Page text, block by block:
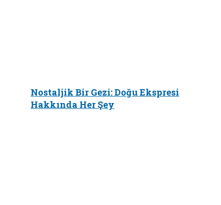
Nostaljik Bir Gezi: Doğu Ekspresi
Hakkında Her Şey